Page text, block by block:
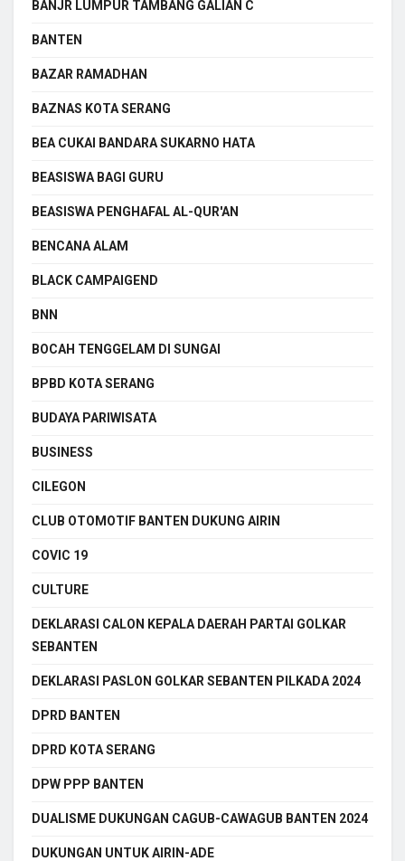
BANJR LUMPUR TAMBANG GALIAN C
BANTEN
BAZAR RAMADHAN
BAZNAS KOTA SERANG
BEA CUKAI BANDARA SUKARNO HATA
BEASISWA BAGI GURU
BEASISWA PENGHAFAL AL-QUR'AN
BENCANA ALAM
BLACK CAMPAIGEND
BNN
BOCAH TENGGELAM DI SUNGAI
BPBD KOTA SERANG
BUDAYA PARIWISATA
BUSINESS
CILEGON
CLUB OTOMOTIF BANTEN DUKUNG AIRIN
COVIC 19
CULTURE
DEKLARASI CALON KEPALA DAERAH PARTAI GOLKAR
SEBANTEN
DEKLARASI PASLON GOLKAR SEBANTEN PILKADA 2024
DPRD BANTEN
DPRD KOTA SERANG
DPW PPP BANTEN
DUALISME DUKUNGAN CAGUB-CAWAGUB BANTEN 2024
DUKUNGAN UNTUK AIRIN-ADE